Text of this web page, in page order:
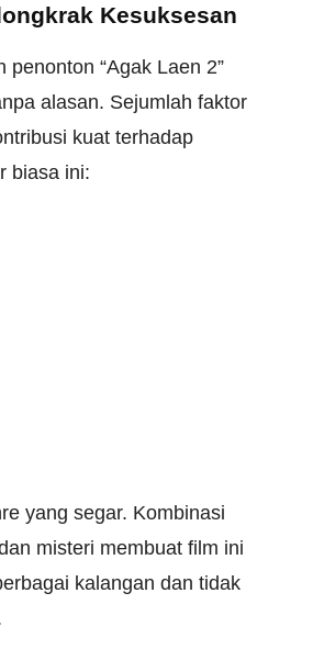
Kesuksesan
penonton “Agak Laen 2”
alasan. Sejumlah faktor
kuat terhadap
biasa ini:
yang segar. Kombinasi
misteri membuat film ini
kalangan dan tidak